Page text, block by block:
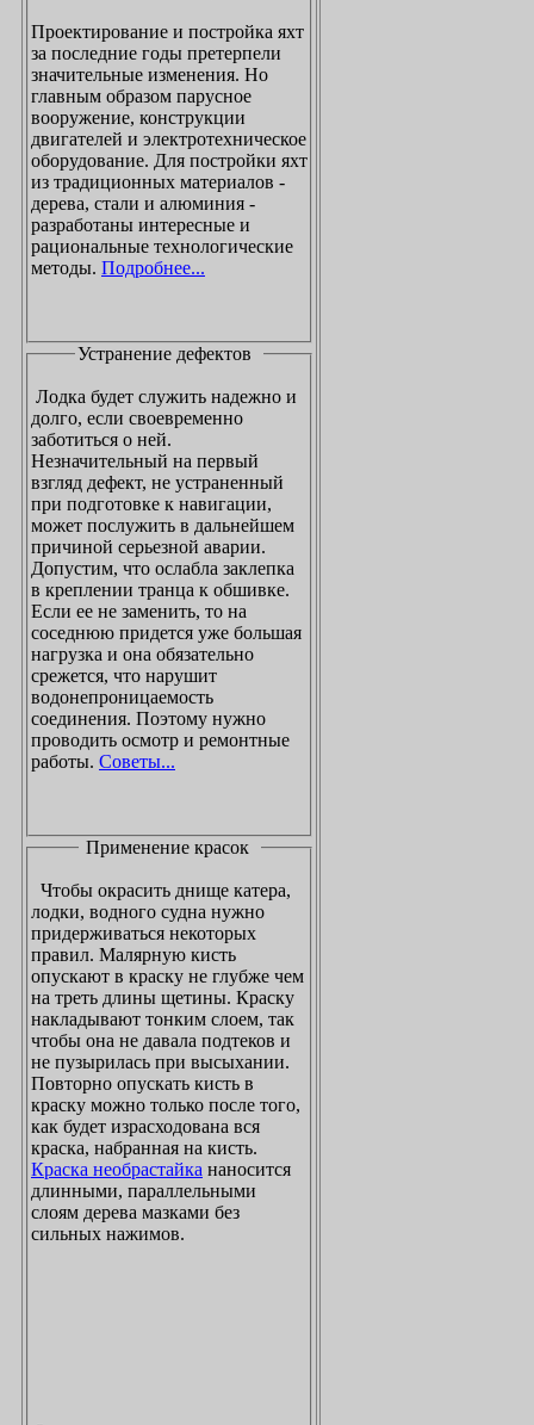
Проектирование и постройка яхт
за последние годы претерпели
значительные изменения. Но
главным образом парусное
вооружение, конструкции
двигателей и электротехническое
оборудование. Для постройки яхт
из традиционных материалов -
дерева, стали и алюминия -
разработаны интересные и
рациональные технологические
методы. Подробнее...
Устранение дефектов
Лодка будет служить надежно и
долго, если своевременно
заботиться о ней.
Незначительный на первый
взгляд дефект, не устраненный
при подготовке к навигации,
может послужить в дальнейшем
причиной серьезной аварии.
Допустим, что ослабла заклепка
в креплении транца к обшивке.
Если ее не заменить, то на
соседнюю придется уже большая
нагрузка и она обязательно
срежется, что нарушит
водонепроницаемость
соединения. Поэтому нужно
проводить осмотр и ремонтные
работы. Советы...
Применение красок
лодки, водного судна нужно
придерживаться некоторых
правил. Малярную кисть
опускают в краску не глубже чем
на треть длины щетины. Краску
накладывают тонким слоем, так
чтобы она не давала подтеков и
не пузырилась при высыхании.
Повторно опускать кисть в
краску можно только после того,
как будет израсходована вся
краска, набранная на кисть.
Краска необрастайка
длинными, параллельными
слоям дерева мазками без
сильных нажимов.